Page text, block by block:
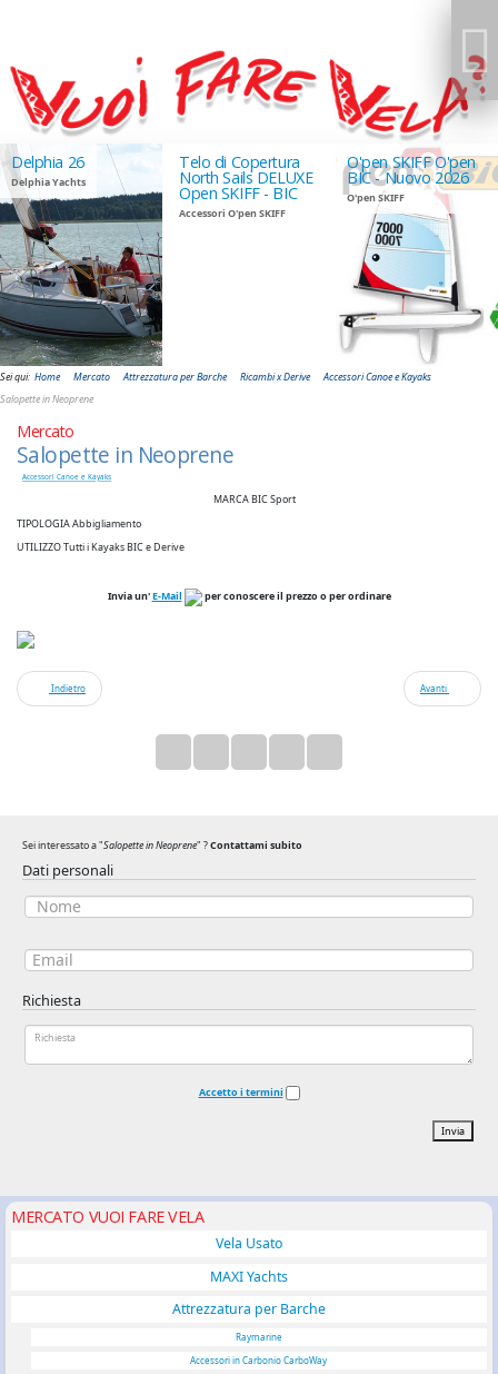
Delphia 26
Delphia Yachts
Telo di Copertura
North Sails DELUXE
Open SKIFF - BIC
Accessori O'pen SKIFF
O'pen SKIFF O'pen
BIC - Nuovo 2026
O'pen SKIFF
GIUDANSKY.COM
Sei qui: Home Mercato Attrezzatura per Barche Ricambi x Derive
Accessori Canoe e Kayaks
Salopette in Neoprene
Mercato
Salopette in Neoprene
Accessori Canoe e Kayaks
MARCA BIC Sport
TIPOLOGIA Abbigliamento
UTILIZZO Tutti i Kayaks BIC e Derive
Invia un'E-Mail per conoscere il prezzo o per ordinare
Indietro Avanti
Sei interessato a "Salopette in Neoprene" ?Contattami subito
Dati personali
Richiesta
Accetto i termini
Invia
MERCATO VUOI FARE VELA
Vela Usato
MAXI Yachts
Attrezzatura per Barche
Raymarine
Accessori in Carbonio CarboWay